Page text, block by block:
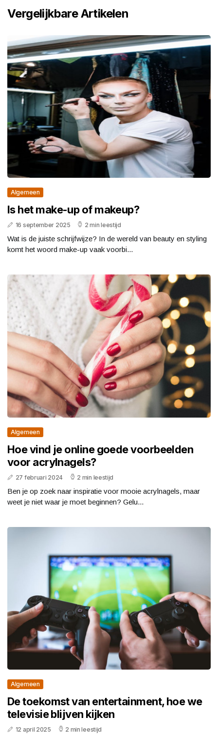
Vergelijkbare Artikelen
Algemeen
Is het make-up of makeup?
16 september 2025 2 min leestijd
Wat is de juiste schrijfwijze? In de wereld van beauty en styling
komt het woord make-up vaak voorbi...
Algemeen
Hoe vind je online goede voorbeelden
voor acrylnagels?
27 februari 2024 2 min leestijd
Ben je op zoek naar inspiratie voor mooie acrylnagels, maar
weet je niet waar je moet beginnen? Gelu...
Algemeen
De toekomst van entertainment, hoe we
televisie blijven kijken
12 april 2025 2 min leestijd